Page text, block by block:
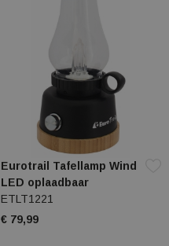
Eurotrail Tafellamp Wind
LED oplaadbaar
ETLT1221
€ 79,99